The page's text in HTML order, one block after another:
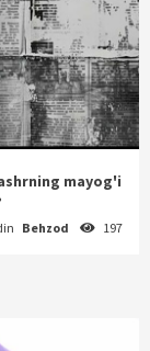
mayog'i
Behzod 197